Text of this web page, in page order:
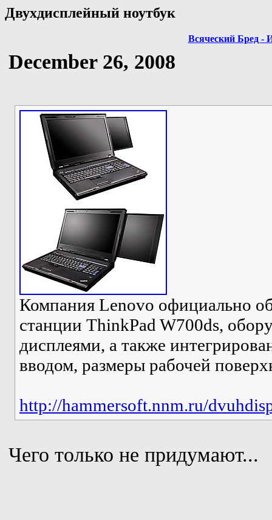
Двухдисплейный ноутбук
Всяческий Бред -
December 26, 2008
Компания Lenovo официально
станции ThinkPad W700ds,
дисплеями, а также
вводом, размеры рабочей
http://hammersoft.nnm.ru/
Чего только не придумают...